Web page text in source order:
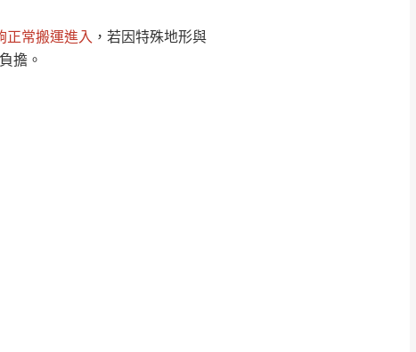
正常搬運進入 ，若因特殊地形與
擔。
鄉山區、新埔山區、芎林山區、
聯絡
小、無法搬運上樓等因
運，費用將由買方自
，司機當天到貨前皆